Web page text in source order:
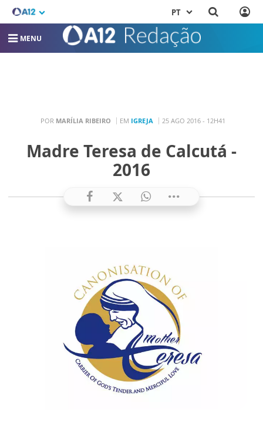
PT
MENU
POR MARÍLIA RIBEIRO EM IGREJA 25 AGO 2016 - 12H41
Madre Teresa de Calcutá -
2016